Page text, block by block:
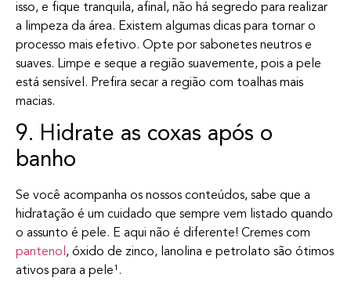
isso, e fique tranquila, afinal, não há segredo para realizar
a limpeza da área. Existem algumas dicas para tornar o
processo mais efetivo. Opte por sabonetes neutros e
suaves. Limpe e seque a região suavemente, pois a pele
está sensível. Prefira secar a região com toalhas mais
macias.
9. Hidrate as coxas após o
banho
Se você acompanha os nossos conteúdos, sabe que a
hidratação é um cuidado que sempre vem listado quando
o assunto é pele. E aqui não é diferente! Cremes com
pantenol, óxido de zinco, lanolina e petrolato são ótimos
ativos para a pele¹.